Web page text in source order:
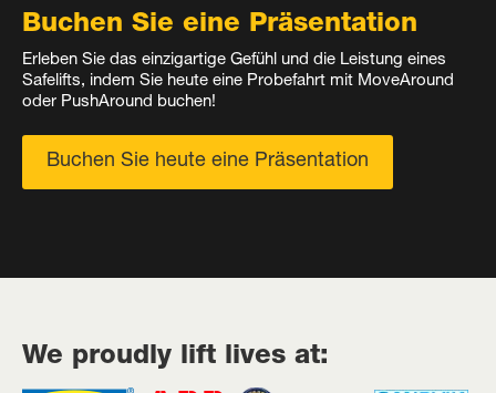
Buchen Sie eine Präsentation
Erleben Sie das einzigartige Gefühl und die Leistung eines
Safelifts, indem Sie heute eine Probefahrt mit MoveAround
oder PushAround buchen!
Buchen Sie heute eine Präsentation
We proudly lift lives at: